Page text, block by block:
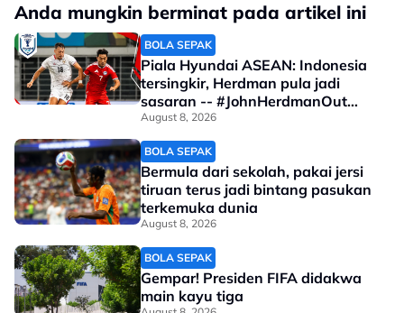
Anda mungkin berminat pada artikel ini
BOLA SEPAK
Piala Hyundai ASEAN: Indonesia
tersingkir, Herdman pula jadi
sasaran -- #JohnHerdmanOut
meletup!
August 8, 2026
BOLA SEPAK
Bermula dari sekolah, pakai jersi
tiruan terus jadi bintang pasukan
terkemuka dunia
August 8, 2026
BOLA SEPAK
Gempar! Presiden FIFA didakwa
main kayu tiga